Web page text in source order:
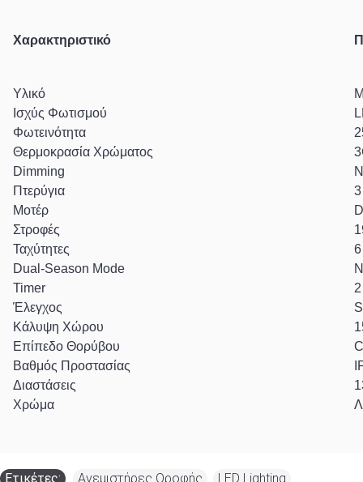
Χαρακτηριστικό
Υλικό
Ισχύς Φωτισμού
Φωτεινότητα
Θερμοκρασία Χρώματος
Dimming
Πτερύγια
Μοτέρ
Στροφές
Ταχύτητες
6
Dual-Season Mode
Timer
Έλεγχος
Κάλυψη Χώρου
Επίπεδο Θορύβου
Βαθμός Προστασίας
Διαστάσεις
Χρώμα
Ετικέτες: Ανεμιστήρες Οροφής LED Lighting